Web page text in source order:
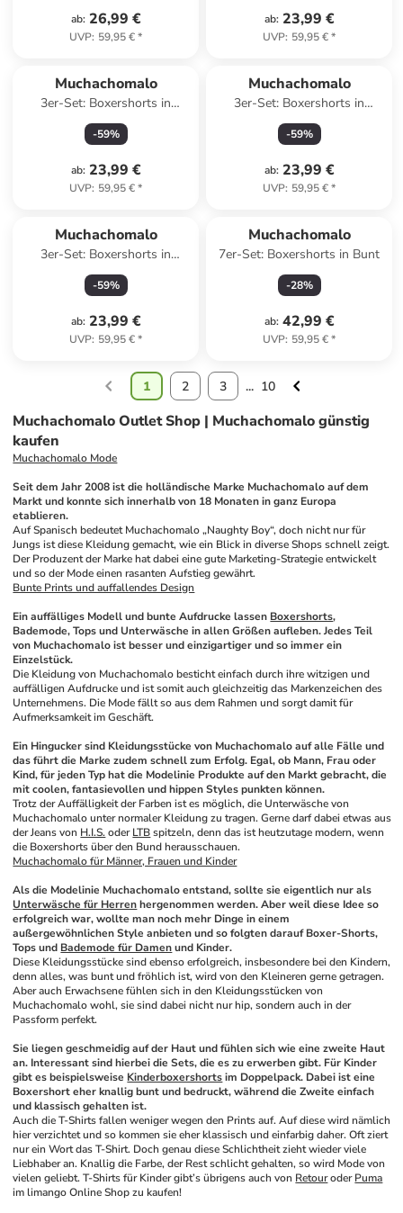
ab: 26,99 €
UVP: 59,95 €*
ab: 23,99 €
UVP: 59,95 €*
Muchachomalo
3er-Set: Boxershorts in
Schwarz/ Dunkelblau/ Grün
-59%
ab: 23,99 €
UVP: 59,95 €*
Muchachomalo
3er-Set: Boxershorts in
Dunkelblau
-59%
ab: 23,99 €
UVP: 59,95 €*
Muchachomalo
3er-Set: Boxershorts in
Schwarz
-59%
ab: 23,99 €
UVP: 59,95 €*
Muchachomalo
7er-Set: Boxershorts in Bunt
-28%
ab: 42,99 €
UVP: 59,95 €*
1 2 3 ... 10
Muchachomalo Outlet Shop | Muchachomalo günstig
kaufen
Muchachomalo Mode
Seit dem Jahr 2008 ist die holländische Marke Muchachomalo auf dem
Markt und konnte sich innerhalb von 18 Monaten in ganz Europa
etablieren.
Auf Spanisch bedeutet Muchachomalo „Naughty Boy“, doch nicht nur für
Jungs ist diese Kleidung gemacht, wie ein Blick in diverse Shops schnell zeigt.
Der Produzent der Marke hat dabei eine gute Marketing-Strategie entwickelt
und so der Mode einen rasanten Aufstieg gewährt.
Bunte Prints und auffallendes Design
Ein auffälliges Modell und bunte Aufdrucke lassen Boxershorts,
Bademode, Tops und Unterwäsche in allen Größen aufleben. Jedes Teil
von Muchachomalo ist besser und einzigartiger und so immer ein
Einzelstück.
Die Kleidung von Muchachomalo besticht einfach durch ihre witzigen und
auffälligen Aufdrucke und ist somit auch gleichzeitig das Markenzeichen des
Unternehmens. Die Mode fällt so aus dem Rahmen und sorgt damit für
Aufmerksamkeit im Geschäft.
Ein Hingucker sind Kleidungsstücke von Muchachomalo auf alle Fälle und
das führt die Marke zudem schnell zum Erfolg. Egal, ob Mann, Frau oder
Kind, für jeden Typ hat die Modelinie Produkte auf den Markt gebracht, die
mit coolen, fantasievollen und hippen Styles punkten können.
Trotz der Auffälligkeit der Farben ist es möglich, die Unterwäsche von
Muchachomalo unter normaler Kleidung zu tragen. Gerne darf dabei etwas aus
der Jeans von H.I.S. oder LTB spitzeln, denn das ist heutzutage modern, wenn
die Boxershorts über den Bund herausschauen.
Muchachomalo für Männer, Frauen und Kinder
Unterwäsche für Herren hergenommen werden. Aber weil diese Idee so
erfolgreich war, wollte man noch mehr Dinge in einem
außergewöhnlichen Style anbieten und so folgten darauf Boxer-Shorts,
Tops und Bademode für Damen und Kinder.
Diese Kleidungsstücke sind ebenso erfolgreich, insbesondere bei den Kindern,
denn alles, was bunt und fröhlich ist, wird von den Kleineren gerne getragen.
Aber auch Erwachsene fühlen sich in den Kleidungsstücken von
Muchachomalo wohl, sie sind dabei nicht nur hip, sondern auch in der
Passform perfekt.
Sie liegen geschmeidig auf der Haut und fühlen sich wie eine zweite Haut
an. Interessant sind hierbei die Sets, die es zu erwerben gibt. Für Kinder
gibt es beispielsweise Kinderboxershorts im Doppelpack. Dabei ist eine
Boxershort eher knallig bunt und bedruckt, während die Zweite einfach
und klassisch gehalten ist.
Auch die T-Shirts fallen weniger wegen den Prints auf. Auf diese wird nämlich
hier verzichtet und so kommen sie eher klassisch und einfarbig daher. Oft ziert
nur ein Wort das T-Shirt. Doch genau diese Schlichtheit zieht wieder viele
Liebhaber an. Knallig die Farbe, der Rest schlicht gehalten, so wird Mode von
vielen geliebt. T-Shirts für Kinder gibt’s übrigens auch von Retour oder Puma
im limango Online Shop zu kaufen!